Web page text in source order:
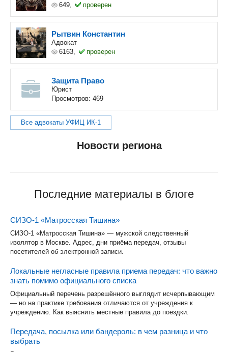
649,
проверен
Рытвин Константин
Адвокат
6163,
проверен
Защита Право
Юрист
Просмотров: 469
Все адвокаты УФИЦ ИК-1
Новости региона
Последние материалы в блоге
СИЗО-1 «Матросская Тишина»
СИЗО-1 «Матросская Тишина» — мужской следственный
изолятор в Москве. Адрес, дни приёма передач, отзывы
посетителей об электронной записи.
Локальные негласные правила приема передач: что важно
знать помимо официального списка
Официальный перечень разрешённого выглядит исчерпывающим
— но на практике требования отличаются от учреждения к
учреждению. Как выяснить местные правила до поездки.
Передача, посылка или бандероль: в чем разница и что
выбрать